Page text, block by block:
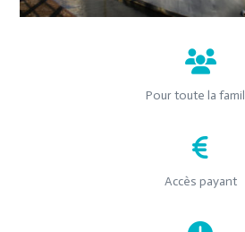
Pour toute la
Accès payant